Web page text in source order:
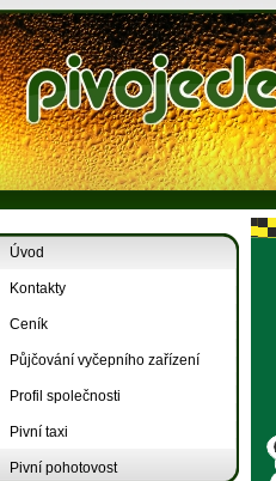
Úvod
Kontakty
Ceník
Půjčování vyčepního zařízení
Profil společnosti
Pivní taxi
Pivní pohotovost